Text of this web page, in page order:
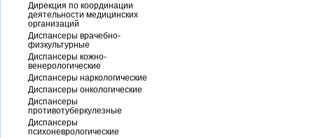
Дирекция по координации
деятельности медицинских
организаций
Диспансеры врачебно-
физкультурные
Диспансеры кожно-
венерологические
Диспансеры наркологические
Диспансеры онкологические
Диспансеры
противотуберкулезные
Диспансеры
психоневрологические